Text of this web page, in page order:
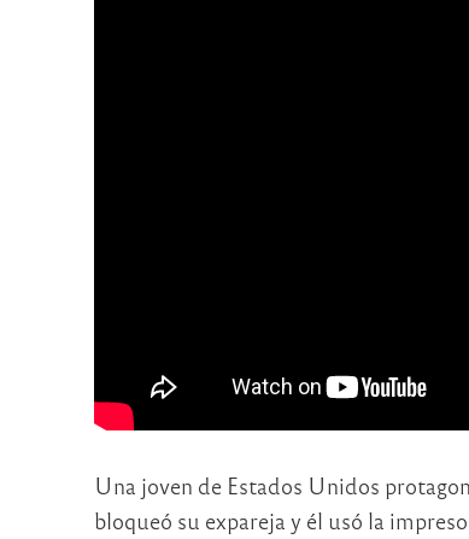
Una joven de Estados Unidos
bloqueó su expareja y él usó la